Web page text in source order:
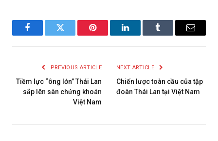
FacebookTwitter Pinterest LinkedInTumblr Email
PREVIOUS ARTICLE
Tiềm lực “ông lớn” Thái Lan
sắp lên sàn chứng khoán
Việt Nam
NEXT ARTICLE
Chiến lược toàn cầu của tập
đoàn Thái Lan tại Việt Nam